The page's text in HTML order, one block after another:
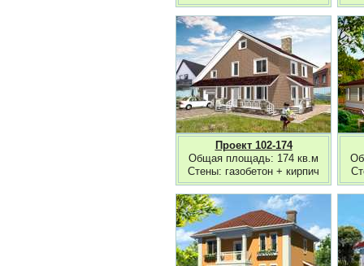
Проект 102-174
Общая площадь: 174 кв.м
Стены: газобетон + кирпич